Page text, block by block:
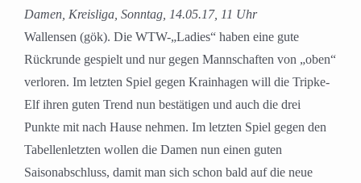
Damen, Kreisliga, Sonntag, 14.05.17, 11 Uhr
Wallensen (gök). Die WTW-„Ladies“ haben eine gute
Rückrunde gespielt und nur gegen Mannschaften von „oben“
verloren. Im letzten Spiel gegen Krainhagen will die Tripke-
Elf ihren guten Trend nun bestätigen und auch die drei
Punkte mit nach Hause nehmen. Im letzten Spiel gegen den
Tabellenletzten wollen die Damen nun einen guten
Saisonabschluss, damit man sich schon bald auf die neue